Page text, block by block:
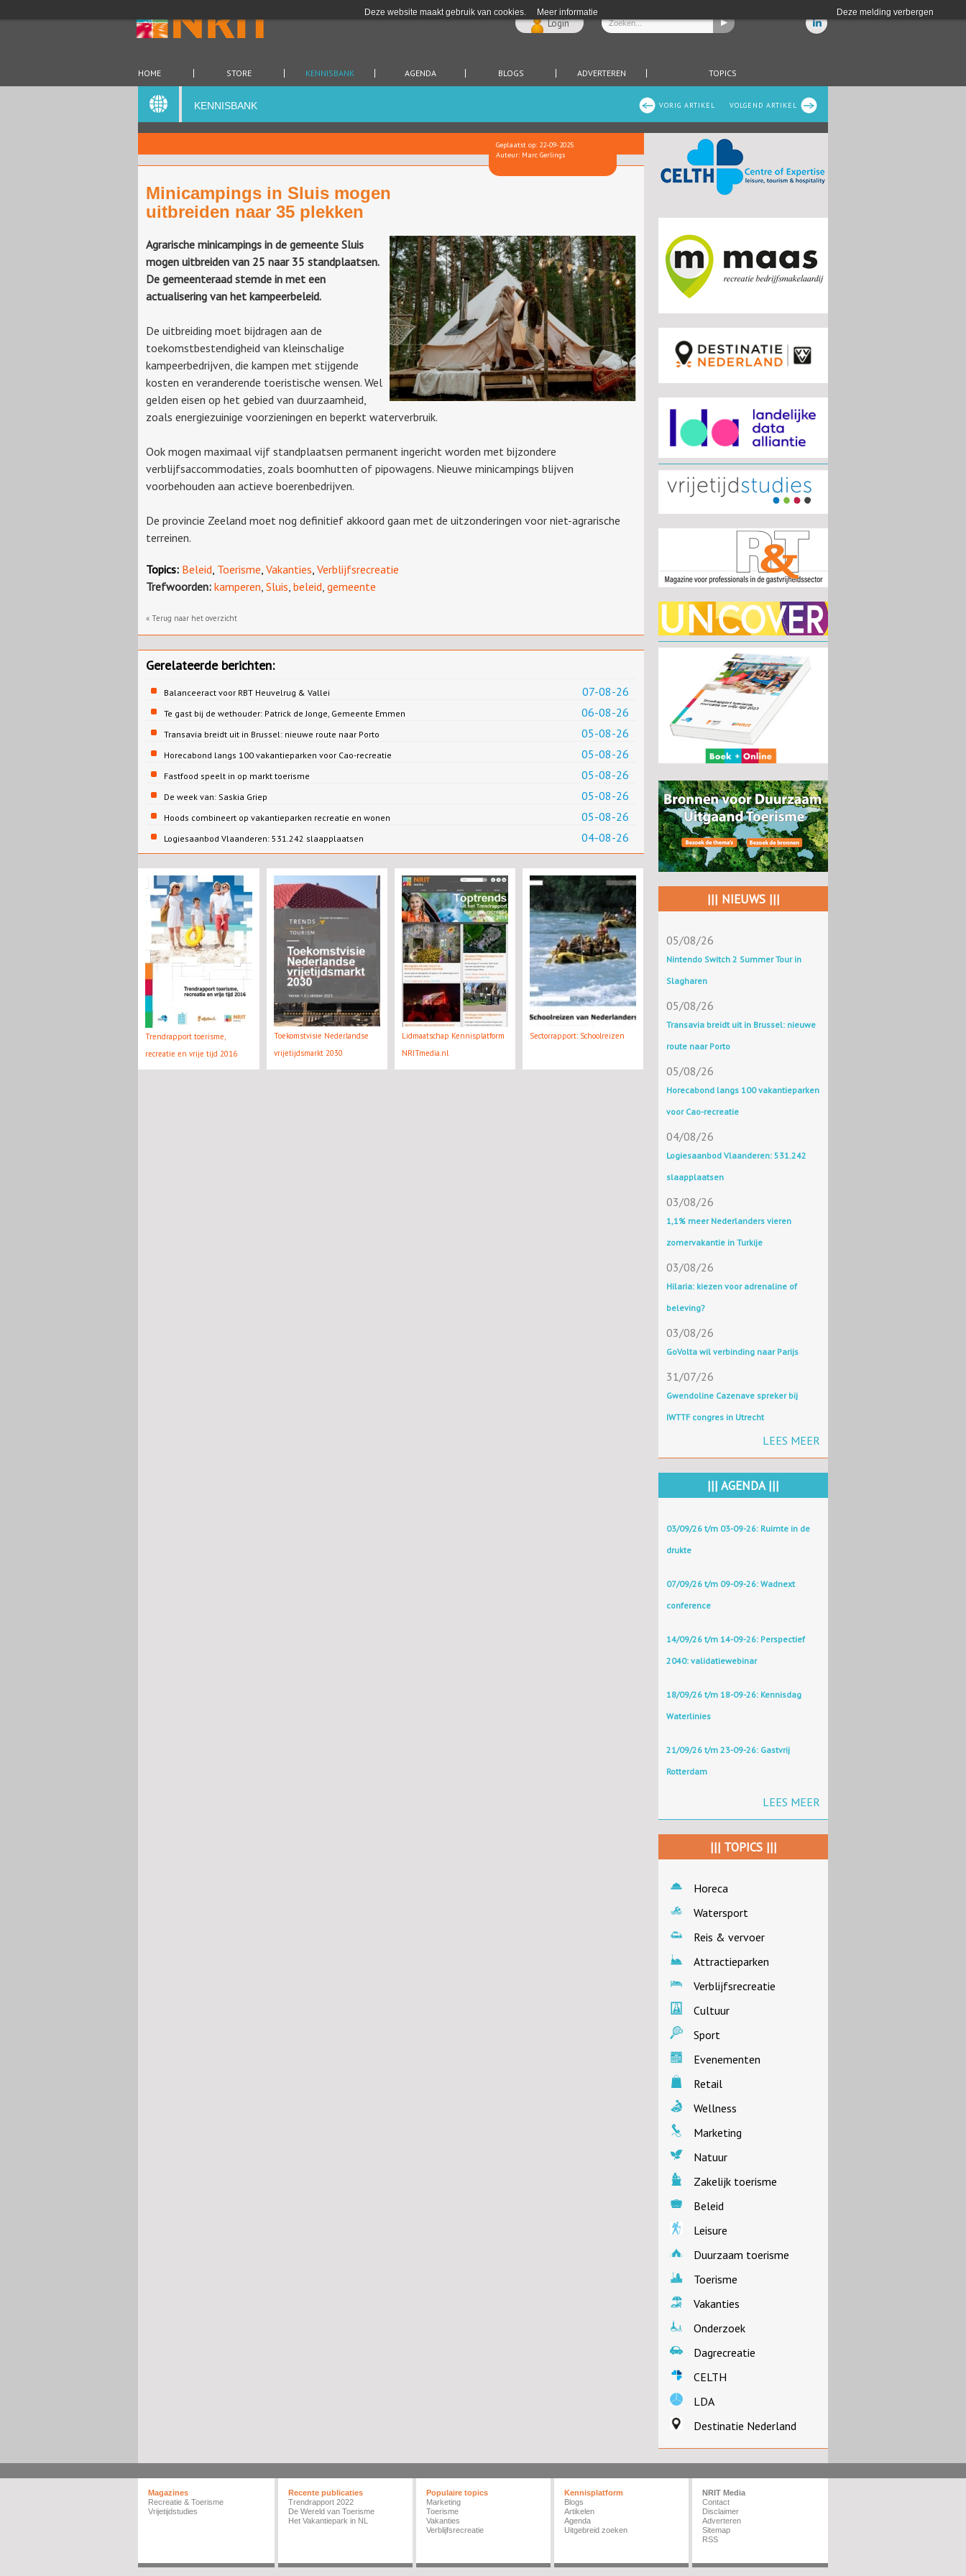
Deze website maakt gebruik van cookies. Meer informatie Deze melding verbergen
Login
HOME STORE KENNISBANK AGENDA BLOGS ADVERTEREN TOPICS
VOLGEND ARTIKEL
VORIG ARTIKEL
KENNISBANK
Geplaatst op: 22-09-2025
Auteur: Marc Gerlings
Minicampings in Sluis mogen
uitbreiden naar 35 plekken
Agrarische minicampings in de gemeente Sluis
mogen uitbreiden van 25 naar 35 standplaatsen.
De gemeenteraad stemde in met een
actualisering van het kampeerbeleid.
De uitbreiding moet bijdragen aan de
toekomstbestendigheid van kleinschalige
kampeerbedrijven, die kampen met stijgende
kosten en veranderende toeristische wensen. Wel
gelden eisen op het gebied van duurzaamheid,
zoals energiezuinige voorzieningen en beperkt waterverbruik.
Ook mogen maximaal vijf standplaatsen permanent ingericht worden met bijzondere
verblijfsaccommodaties, zoals boomhutten of pipowagens. Nieuwe minicampings blijven
voorbehouden aan actieve boerenbedrijven.
De provincie Zeeland moet nog definitief akkoord gaan met de uitzonderingen voor niet-agrarische
terreinen.
Topics: Beleid Toerisme Vakanties Verblijfsrecreatie
Trefwoorden: kamperen Sluis beleid gemeente
« Terug naar het overzicht
Gerelateerde berichten:
07-08-26
Balanceeract voor RBT Heuvelrug & Vallei
06-08-26
Te gast bij de wethouder: Patrick de Jonge, Gemeente Emmen
05-08-26
Transavia breidt uit in Brussel: nieuwe route naar Porto
05-08-26
Horecabond langs 100 vakantieparken voor Cao-recreatie
05-08-26
Fastfood speelt in op markt toerisme
05-08-26
De week van: Saskia Griep
05-08-26
Hoods combineert op vakantieparken recreatie en wonen
04-08-26
Logiesaanbod Vlaanderen: 531.242 slaapplaatsen
Trendrapport toerisme,
recreatie en vrije tijd 2016
Toekomstvisie Nederlandse
vrijetijdsmarkt 2030
Lidmaatschap Kennisplatform
NRITmedia.nl
Sectorrapport: Schoolreizen
||| NIEUWS |||
05/08/26
Nintendo Switch 2 Summer Tour in
Slagharen
05/08/26
Transavia breidt uit in Brussel: nieuwe
route naar Porto
05/08/26
Horecabond langs 100 vakantieparken
voor Cao-recreatie
04/08/26
Logiesaanbod Vlaanderen: 531.242
slaapplaatsen
03/08/26
1,1% meer Nederlanders vieren
zomervakantie in Turkije
03/08/26
Hilaria: kiezen voor adrenaline of
beleving?
03/08/26
GoVolta wil verbinding naar Parijs
31/07/26
Gwendoline Cazenave spreker bij
IWTTF congres in Utrecht
LEES MEER
||| AGENDA |||
03/09/26 t/m 03-09-26: Ruimte in de
drukte
07/09/26 t/m 09-09-26: Wadnext
conference
14/09/26 t/m 14-09-26: Perspectief
2040: validatiewebinar
18/09/26 t/m 18-09-26: Kennisdag
Waterlinies
21/09/26 t/m 23-09-26: Gastvrij
Rotterdam
LEES MEER
||| TOPICS |||
Horeca
Watersport
Reis & vervoer
Attractieparken
Verblijfsrecreatie
Cultuur
Sport
Evenementen
Retail
Wellness
Marketing
Natuur
Zakelijk toerisme
Beleid
Leisure
Duurzaam toerisme
Toerisme
Vakanties
Onderzoek
Dagrecreatie
CELTH
LDA
Destinatie Nederland
Magazines
Recreatie & Toerisme
Vrijetijdstudies
Recente publicaties
Trendrapport 2022
De Wereld van Toerisme
Het Vakantiepark in NL
Populaire topics
Marketing
Toerisme
Vakanties
Verblijfsrecreatie
Kennisplatform
Blogs
Artikelen
Agenda
Uitgebreid zoeken
NRIT Media
Contact
Disclaimer
Adverteren
Sitemap
RSS